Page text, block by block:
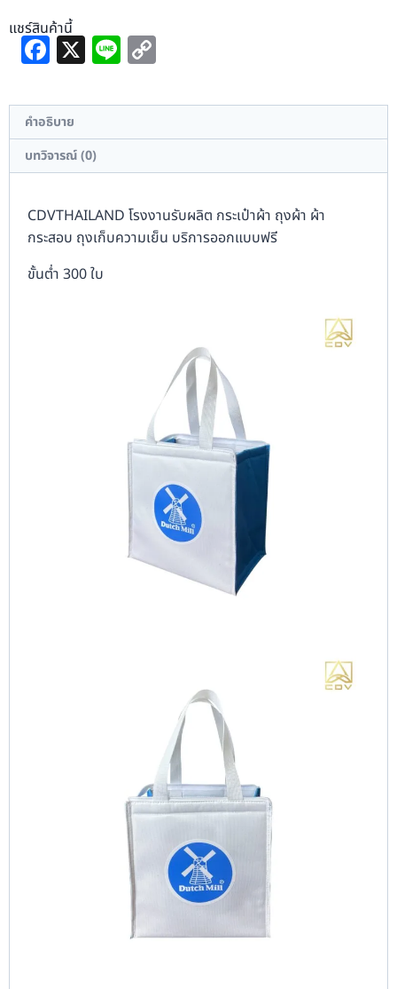
แชร์สินค้านี้Facebook
X Line
คำอธิบาย
บทวิจารณ์ (0)
CDVTHAILAND โรงงานรับผลิต กระเป๋าผ้า ถุงผ้า ผ้า
กระสอบ ถุงเก็บความเย็น บริการออกแบบฟรี
ขั้นต่ำ 300 ใบ